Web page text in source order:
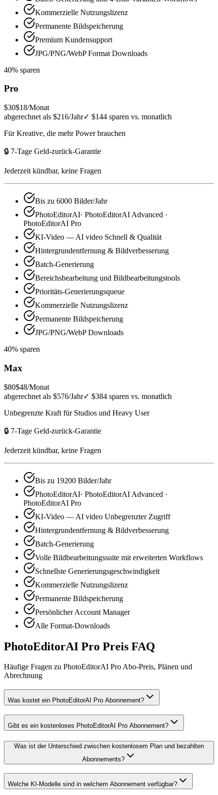
Kommerzielle Nutzungslizenz
Permanente Bildspeicherung
Premium Kundensupport
JPG/PNG/WebP Format Downloads
40% sparen
Pro
$30$18/Monat
abgerechnet als $216/Jahr✓ $144 sparen vs. monatlich
Für Kreative, die mehr Power brauchen
🔒 7-Tage Geld-zurück-Garantie
Jederzeit kündbar, keine Fragen
Bis zu 6000 Bilder/Jahr
PhotoEditorAI· PhotoEditorAI Advanced ·
PhotoEditorAI Pro
KI-Video — AI video Schnell & Qualität
Hintergrundentfernung & Bildverbesserung
Batch-Generierung
Bereichsbearbeitung und Bildbearbeitungstools
Prioritäts-Generierungsqueue
Kommerzielle Nutzungslizenz
Permanente Bildspeicherung
JPG/PNG/WebP Downloads
40% sparen
Max
$80$48/Monat
abgerechnet als $576/Jahr✓ $384 sparen vs. monatlich
Unbegrenzte Kraft für Studios und Heavy User
🔒 7-Tage Geld-zurück-Garantie
Jederzeit kündbar, keine Fragen
Bis zu 19200 Bilder/Jahr
PhotoEditorAI· PhotoEditorAI Advanced ·
PhotoEditorAI Pro
KI-Video — AI video Unbegrenzter Zugriff
Hintergrundentfernung & Bildverbesserung
Batch-Generierung
Volle Bildbearbeitungssuite mit erweiterten Workflows
Schnellste Generierungsgeschwindigkeit
Kommerzielle Nutzungslizenz
Permanente Bildspeicherung
Persönlicher Account Manager
Alle Format-Downloads
PhotoEditorAI Pro Preis FAQ
Häufige Fragen zu PhotoEditorAI Pro Abo-Preis, Plänen und
Abrechnung
Was kostet ein PhotoEditorAI Pro Abonnement?
Gibt es ein kostenloses PhotoEditorAI Pro Abonnement?
Was ist der Unterschied zwischen kostenlosem Plan und bezahlten
Abonnements?
Welche KI-Modelle sind in welchem Abonnement verfügbar?